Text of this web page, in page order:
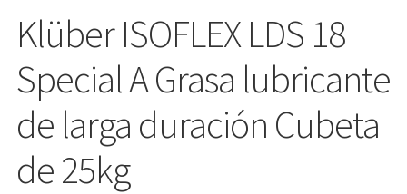
Klüber ISOFLEX LDS 18
Special A Grasa lubricante
de larga duración Cubeta
de 25kg